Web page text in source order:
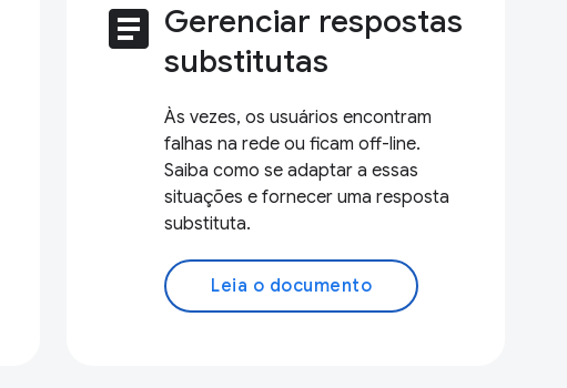
article Gerenciar respostas
substitutas
Às vezes, os usuários encontram
falhas na rede ou ficam off-line.
Saiba como se adaptar a essas
situações e fornecer uma resposta
substituta.
Leia o documento